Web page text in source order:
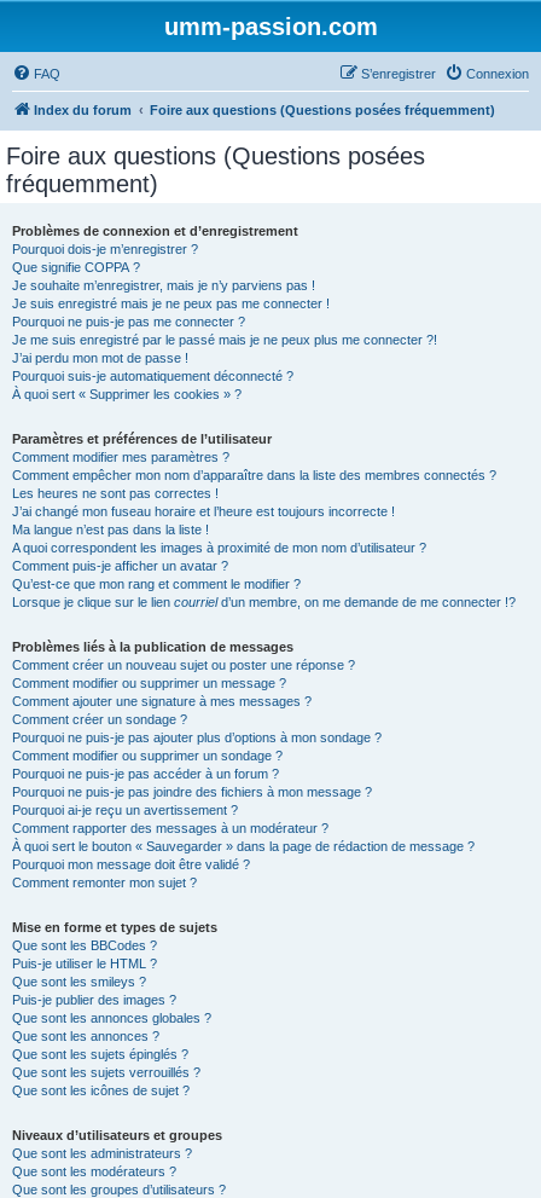
umm-passion.com
FAQ Connexion
S’enregistrer
Index du forum Foire aux questions (Questions posées fréquemment)
Foire aux questions (Questions posées
fréquemment)
Problèmes de connexion et d’enregistrement
Pourquoi dois-je m’enregistrer ?
Que signifie COPPA ?
Je souhaite m’enregistrer, mais je n’y parviens pas !
Je suis enregistré mais je ne peux pas me connecter !
Pourquoi ne puis-je pas me connecter ?
Je me suis enregistré par le passé mais je ne peux plus me connecter ?!
J’ai perdu mon mot de passe !
Pourquoi suis-je automatiquement déconnecté ?
À quoi sert « Supprimer les cookies » ?
Paramètres et préférences de l’utilisateur
Comment modifier mes paramètres ?
Comment empêcher mon nom d’apparaître dans la liste des membres connectés ?
Les heures ne sont pas correctes !
J’ai changé mon fuseau horaire et l’heure est toujours incorrecte !
Ma langue n’est pas dans la liste !
A quoi correspondent les images à proximité de mon nom d’utilisateur ?
Comment puis-je afficher un avatar ?
Qu’est-ce que mon rang et comment le modifier ?
Lorsque je clique sur le lien courrield’un membre, on me demande de me connecter !?
Problèmes liés à la publication de messages
Comment créer un nouveau sujet ou poster une réponse ?
Comment modifier ou supprimer un message ?
Comment ajouter une signature à mes messages ?
Comment créer un sondage ?
Pourquoi ne puis-je pas ajouter plus d’options à mon sondage ?
Comment modifier ou supprimer un sondage ?
Pourquoi ne puis-je pas accéder à un forum ?
Pourquoi ne puis-je pas joindre des fichiers à mon message ?
Pourquoi ai-je reçu un avertissement ?
Comment rapporter des messages à un modérateur ?
À quoi sert le bouton « Sauvegarder » dans la page de rédaction de message ?
Pourquoi mon message doit être validé ?
Comment remonter mon sujet ?
Mise en forme et types de sujets
Que sont les BBCodes ?
Puis-je utiliser le HTML ?
Que sont les smileys ?
Puis-je publier des images ?
Que sont les annonces globales ?
Que sont les annonces ?
Que sont les sujets épinglés ?
Que sont les sujets verrouillés ?
Que sont les icônes de sujet ?
Niveaux d’utilisateurs et groupes
Que sont les administrateurs ?
Que sont les modérateurs ?
Que sont les groupes d’utilisateurs ?